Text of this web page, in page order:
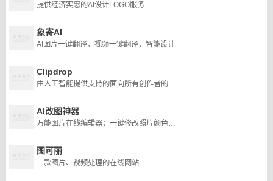
提供经济实惠的AI设计LOGO服务
象寄AI
AI图片一键翻译，视频一键翻译，智能设计
Clipdrop
由人工智能提供支持的面向所有创作者的应用程序、插件和资源的终极生态系统。
AI改图神器
万能图片在线编辑器；一键修改照片颜色大小尺寸，自定义尺寸图片裁剪，智能抠图添加水印文字。
图可丽
一款图片、视频处理的在线网站